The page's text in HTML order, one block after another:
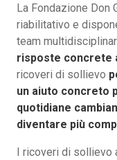
La Fondazione Don
riabilitativo e
team
risposte concrete
ricoveri di sollievo
un aiuto concreto
quotidiane
diventare più
I ricoveri di sollievo